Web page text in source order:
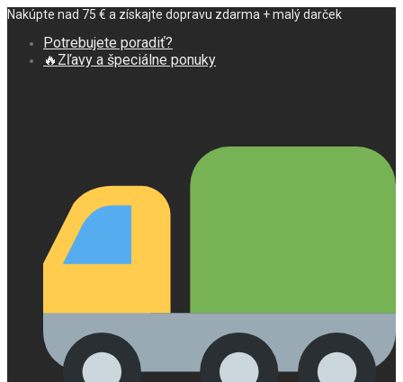
Nakúpte nad 75 € a získajte dopravu zdarma + malý darček
Potrebujete poradiť?
🔥Zľavy a špeciálne ponuky